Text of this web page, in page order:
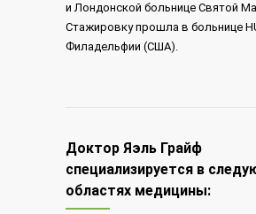
и Лондонской больнице Святой
Стажировку прошла в больнице
Филадельфии (США).
Доктор Яэль Грайф
специализируется в
областях медицины: